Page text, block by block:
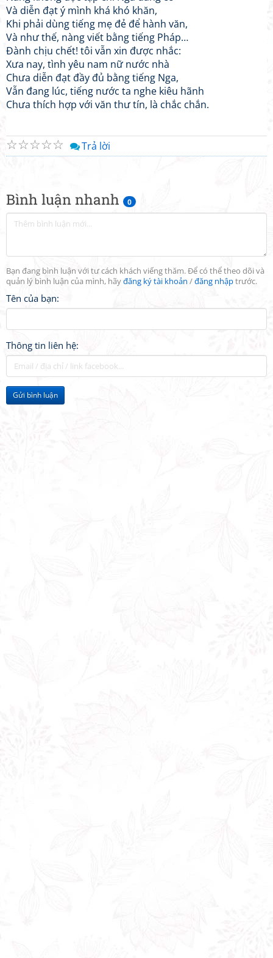
Bình luận nhanh 0
Bạn đang bình luận với tư cách khách viếng thăm. Để có thể theo dõi và
quản lý bình luận của mình, hãyđăng ký tài khoản /đăng nhậptrước.
Tên của bạn:
Thông tin liên hệ:
Gửi bình luận
Và diễn đạt ý mình khá khó khăn,
Khi phải dùng tiếng mẹ đẻ để hành văn,
Và như thế, nàng viết bằng tiếng Pháp…
Đành chịu chết! tôi vẫn xin được nhắc:
Xưa nay, tình yêu nam nữ nước nhà
Chưa diễn đạt đầy đủ bằng tiếng Nga,
Vẫn đang lúc, tiếng nước ta nghe kiêu hãnh
Chưa thích hợp với văn thư tín, là chắc chắn.
☆
☆
☆
☆
☆ Trả lời